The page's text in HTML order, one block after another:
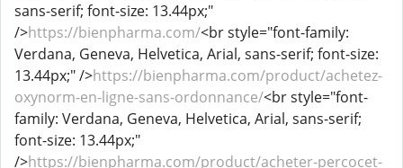
sans-serif; font-size: 13.44px;"
/>https://bienpharma.com/<br style="font-family:
Verdana, Geneva, Helvetica, Arial, sans-serif; font-size:
13.44px;" />https://bienpharma.com/product/achetez-
oxynorm-en-ligne-sans-ordonnance/<br style="font-
family: Verdana, Geneva, Helvetica, Arial, sans-serif;
font-size: 13.44px;"
/>https://bienpharma.com/product/acheter-percocet-